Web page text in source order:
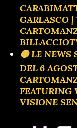
GARLASCO |
🟡 LE NEWS
DEL 6
FEATURING
VISIONE